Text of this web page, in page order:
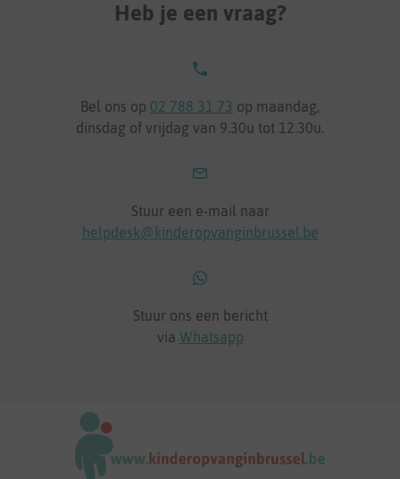
Heb je een vraag?
Bel ons op 02 788 31 73 op maandag,
dinsdag of vrijdag van 9.30u tot 12.30u.
Stuur een e-mail naar
helpdesk@kinderopvanginbrussel.be
Stuur ons een bericht
via Whatsapp